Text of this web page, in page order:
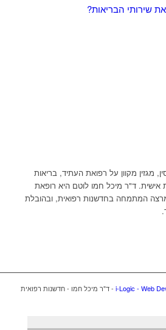
שירותי הבריאות?
מגזין מקוון על רפואת העתיד, בריאות
אישית. ד"ר מיכל חמו לוטם היא רופאת
המתמחה בחדשנות רפואית, ובהובלת
i-Logic - Web